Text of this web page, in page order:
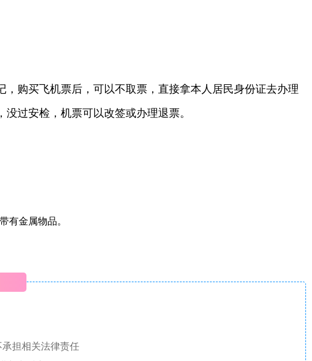
购买飞机票后，可以不取票，直接拿本人居民身份证去办理
过安检，机票可以改签或办理退票。
有金属物品。
担相关法律责任